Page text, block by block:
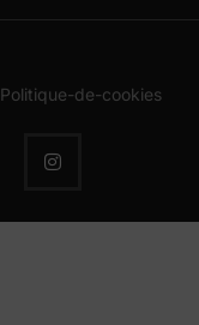
Politique-de-cookies